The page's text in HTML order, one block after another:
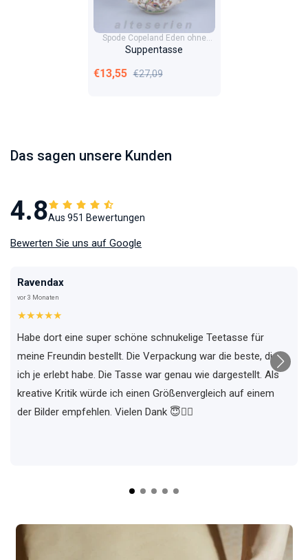
Spode Copeland Eden ohne
Goldrand
Suppentasse
Verkaufspreis
€13,55 Normaler Preis
€27,09
Das sagen unsere Kunden
4.8Aus 951 Bewertungen
Bewerten Sie uns auf Google
Ravendax
vor 3 Monaten
★★★★★
Habe dort eine super schöne schnukelige Teetasse für
meine Freundin bestellt. Die Verpackung war die beste, die
ich je erlebt habe. Die Tasse war genau wie dargestellt. Als
kreative Kritik würde ich einen Größenvergleich auf einem
der Bilder empfehlen. Vielen Dank 😇✌🏼